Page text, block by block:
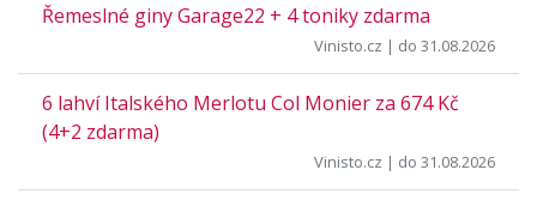
Řemeslné giny Garage22 + 4 toniky zdarma
Vinisto.cz | do 31.08.2026
6 lahví Italského Merlotu Col Monier za 674 Kč
(4+2 zdarma)
Vinisto.cz | do 31.08.2026